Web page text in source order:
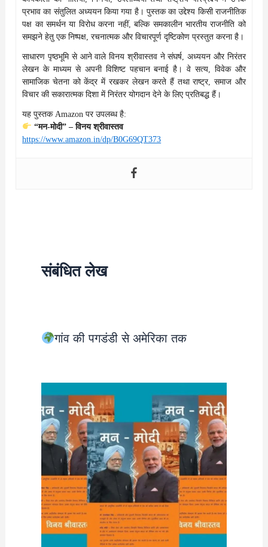
प्रभाव का संतुलित अध्ययन किया गया है। पुस्तक का उद्देश्य किसी राजनीतिक
पक्ष का समर्थन या विरोध करना नहीं, बल्कि समकालीन भारतीय राजनीति को
समझने हेतु एक निष्पक्ष, रचनात्मक और विचारपूर्ण दृष्टिकोण प्रस्तुत करना है।
साधारण पृष्ठभूमि से आने वाले विनय श्रीवास्तव ने संघर्ष, अध्ययन और निरंतर
लेखन के माध्यम से अपनी विशिष्ट पहचान बनाई है। वे सत्य, विवेक और
सामाजिक चेतना को केंद्र में रखकर लेखन करते हैं तथा राष्ट्र, समाज और
विचार की सकारात्मक दिशा में निरंतर योगदान देने के लिए प्रतिबद्ध हैं।
यह पुस्तक Amazon पर उपलब्ध है:
“मन-मोदी” – विनय श्रीवास्तव
https://www.amazon.in/dp/B0G69QT373
संबंधित लेख
गांव की पगडंडी से अमेरिका तक